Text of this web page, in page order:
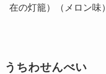
在の灯籠）（メロン味）
うちわせんべい